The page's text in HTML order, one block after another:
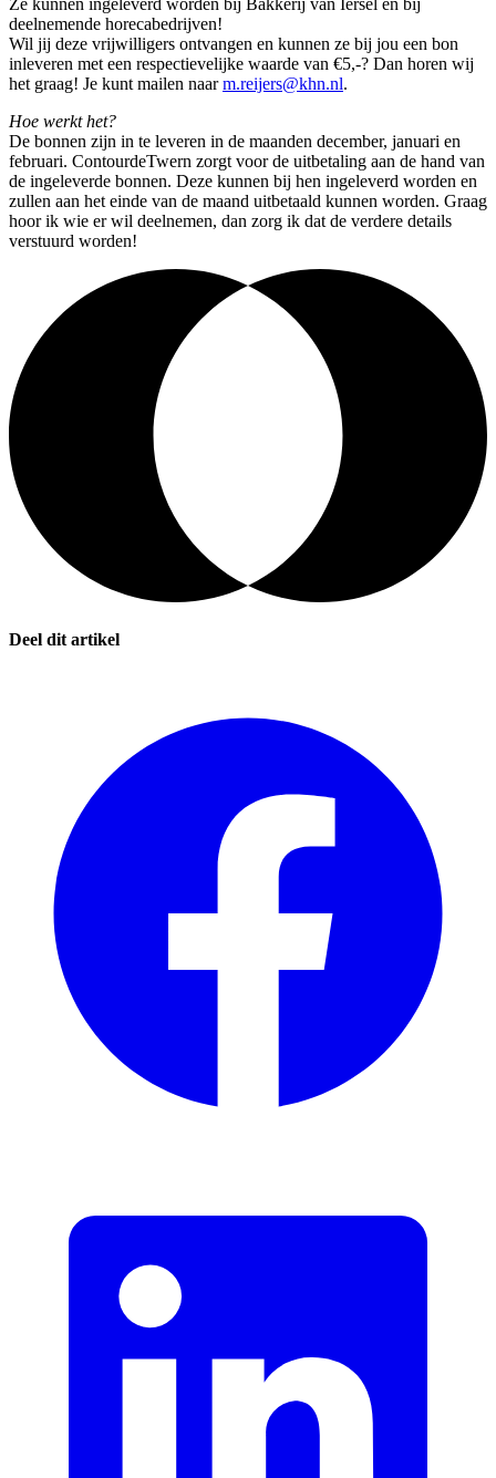
Ze kunnen ingeleverd worden bij Bakkerij van Iersel en bij
deelnemende horecabedrijven!
Wil jij deze vrijwilligers ontvangen en kunnen ze bij jou een bon
inleveren met een respectievelijke waarde van €5,-? Dan horen wij
het graag! Je kunt mailen naarm.reijers@khn.nl.
Hoe werkt het?
De bonnen zijn in te leveren in de maanden december, januari en
februari. ContourdeTwern zorgt voor de uitbetaling aan de hand van
de ingeleverde bonnen. Deze kunnen bij hen ingeleverd worden en
zullen aan het einde van de maand uitbetaald kunnen worden. Graag
hoor ik wie er wil deelnemen, dan zorg ik dat de verdere details
verstuurd worden!
Deel dit artikel